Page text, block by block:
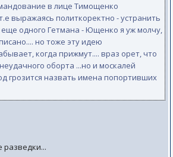
в лице Тимощенко
выражаясь политкоректно - устранить
одного Гетмана - Ющенко я уж молчу,
но тоже эту идею
когда прижмут.... враз орет, что
оборта ...но и москалей
грозится назвать имена попортивших
разведки...